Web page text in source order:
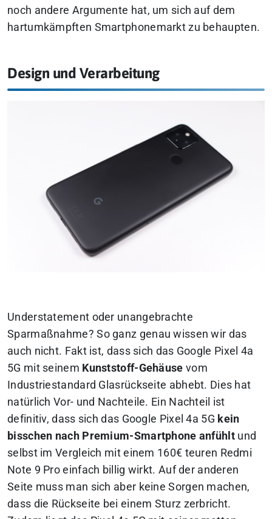
noch andere Argumente hat, um sich auf dem
hartumkämpften Smartphonemarkt zu behaupten.
Design und Verarbeitung
Understatement oder unangebrachte
Sparmaßnahme? So ganz genau wissen wir das
auch nicht. Fakt ist, dass sich das Google Pixel 4a
5G mit seinem Kunststoff-Gehäuse vom
Industriestandard Glasrückseite abhebt. Dies hat
natürlich Vor- und Nachteile. Ein Nachteil ist
definitiv, dass sich das Google Pixel 4a 5G kein
bisschen nach Premium-Smartphone anfühlt und
selbst im Vergleich mit einem 160€ teuren Redmi
Note 9 Pro einfach billig wirkt. Auf der anderen
Seite muss man sich aber keine Sorgen machen,
dass die Rückseite bei einem Sturz zerbricht.